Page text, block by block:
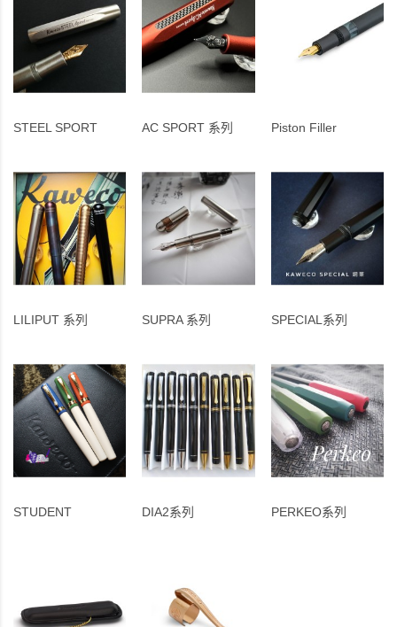
STEEL SPORT AC SPORT 系列 Piston Filler
LILIPUT 系列 SUPRA 系列 SPECIAL系列
STUDENT DIA2系列 PERKEO系列